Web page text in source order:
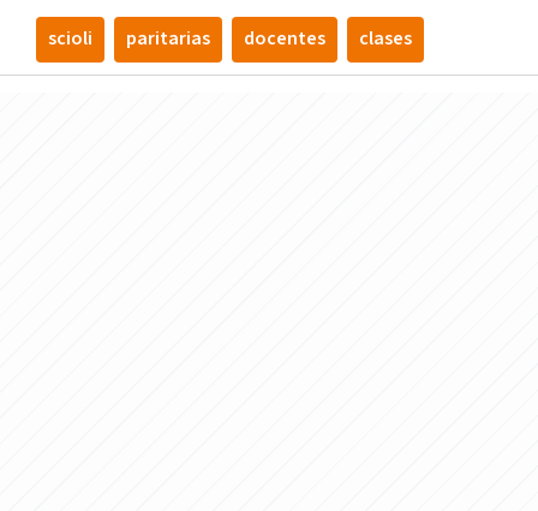
scioli paritarias docentes clases